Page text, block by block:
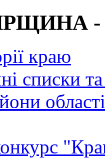
-
краю
списки
області